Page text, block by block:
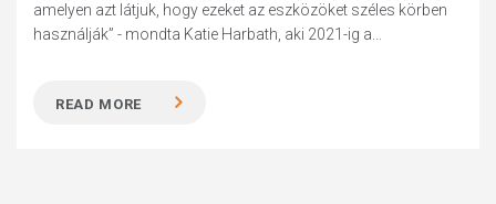
amelyen azt látjuk, hogy ezeket az eszközöket széles körben
használják” - mondta Katie Harbath, aki 2021-ig a...
READ MORE